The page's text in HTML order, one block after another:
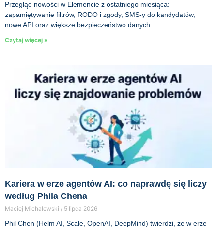
Przegląd nowości w Elemencie z ostatniego miesiąca:
zapamiętywanie filtrów, RODO i zgody, SMS-y do kandydatów,
nowe API oraz większe bezpieczeństwo danych.
Czytaj więcej »
Kariera w erze agentów AI: co naprawdę się liczy
według Phila Chena
Maciej Michalewski 5 lipca 2026
Phil Chen (Helm AI, Scale, OpenAI, DeepMind) twierdzi, że w erze